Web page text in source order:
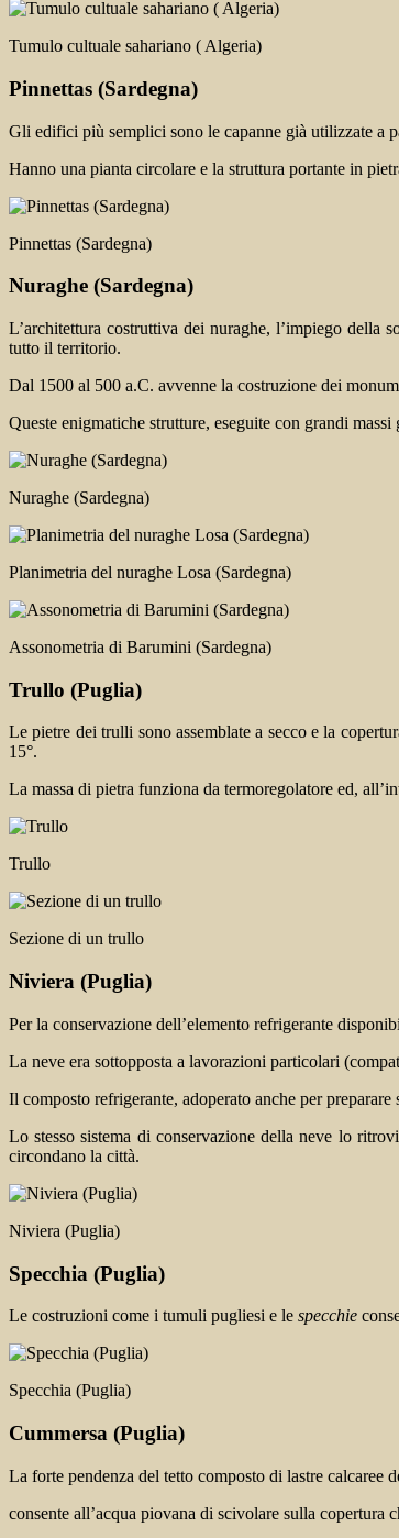
Tumulo cultuale sahariano ( Algeria)
Pinnettas (Sardegna)
Gli edifici più semplici sono le capanne già utilizzate a
Hanno una pianta circolare e la struttura portante in
Pinnettas (Sardegna)
Nuraghe (Sardegna)
L’architettura costruttiva dei nuraghe, l’impiego della
tutto il territorio.
Dal 1500 al 500 a.C. avvenne la costruzione dei
Queste enigmatiche strutture, eseguite con grandi
Nuraghe (Sardegna)
Planimetria del nuraghe Losa (Sardegna)
Assonometria di Barumini (Sardegna)
Trullo (Puglia)
Le pietre dei trulli sono assemblate a secco e la
15°.
La massa di pietra funziona da termoregolatore ed,
Trullo
Sezione di un trullo
Niviera (Puglia)
Per la conservazione dell’elemento refrigerante
La neve era sottopposta a lavorazioni particolari
Il composto refrigerante, adoperato anche per
Lo stesso sistema di conservazione della neve lo
circondano la città.
Niviera (Puglia)
Specchia (Puglia)
Le costruzioni come i tumuli pugliesi e le specchie
Specchia (Puglia)
Cummersa (Puglia)
La forte pendenza del tetto composto di lastre calcaree
consente all’acqua piovana di scivolare sulla copertura